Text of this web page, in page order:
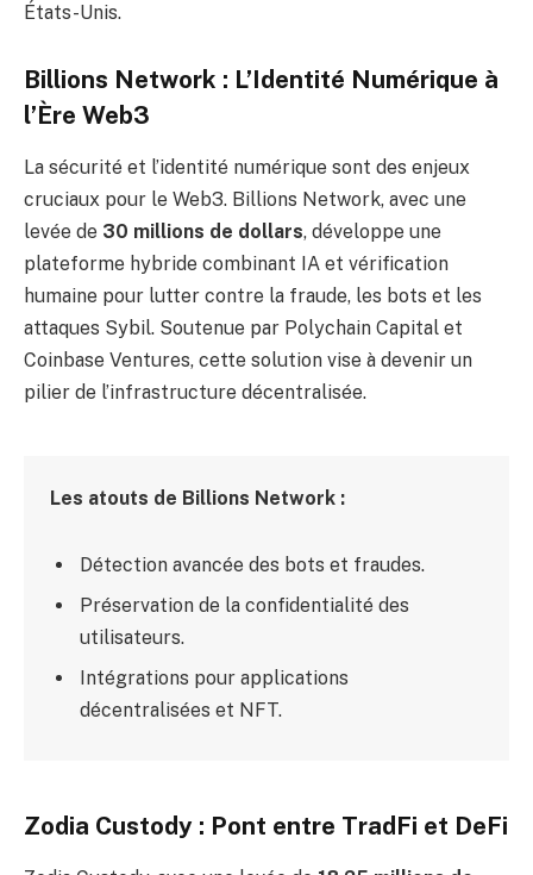
États-Unis.
Billions Network : L’Identité Numérique à
l’Ère Web3
La sécurité et l’identité numérique sont des enjeux
cruciaux pour le Web3. Billions Network, avec une
levée de 30 millions de dollars, développe une
plateforme hybride combinant IA et vérification
humaine pour lutter contre la fraude, les bots et les
attaques Sybil. Soutenue par Polychain Capital et
Coinbase Ventures, cette solution vise à devenir un
pilier de l’infrastructure décentralisée.
Les atouts de Billions Network :
Détection avancée des bots et fraudes.
Préservation de la confidentialité des
utilisateurs.
Intégrations pour applications
décentralisées et NFT.
Zodia Custody : Pont entre TradFi et DeFi